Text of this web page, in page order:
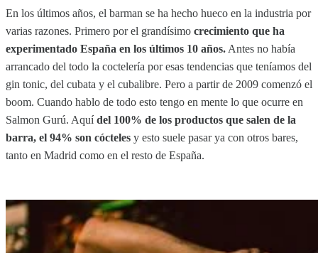
En los últimos años, el barman se ha hecho hueco en la industria por
varias razones. Primero por el grandísimo crecimiento que ha
experimentado España en los últimos 10 años. Antes no había
arrancado del todo la coctelería por esas tendencias que teníamos del
gin tonic, del cubata y el cubalibre. Pero a partir de 2009 comenzó el
boom. Cuando hablo de todo esto tengo en mente lo que ocurre en
Salmon Gurú. Aquídel 100% de los productos que salen de la
barra, el 94% son cócteles y esto suele pasar ya con otros bares,
tanto en Madrid como en el resto de España.